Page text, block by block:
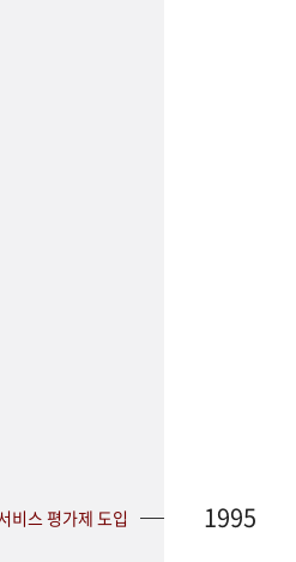
비스 평가제 도입 1995